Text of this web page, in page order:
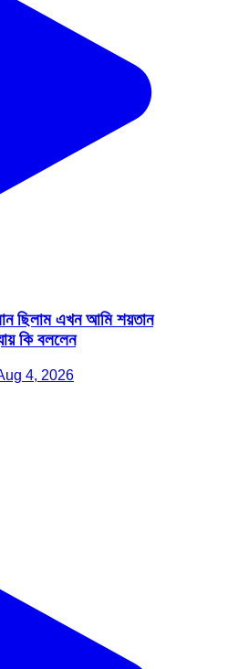
ছিলাম এখন আমি শয়তান
কি বললেন
4, 2026